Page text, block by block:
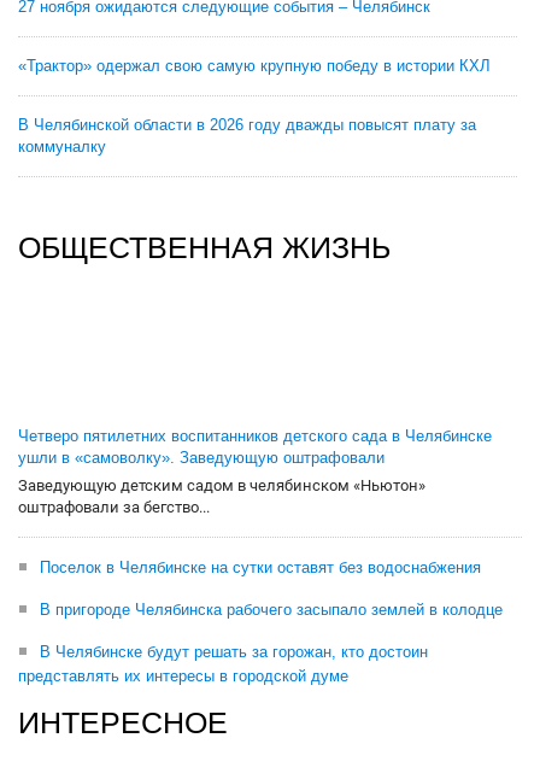
27 ноября ожидаются следующие события – Челябинск
«Трактор» одержал свою самую крупную победу в истории КХЛ
В Челябинской области в 2026 году дважды повысят плату за
коммуналку
ОБЩЕСТВЕННАЯ ЖИЗНЬ
Четверо пятилетних воспитанников детского сада в Челябинске
ушли в «самоволку». Заведующую оштрафовали
Заведующую детским садом в челябинском «Ньютон»
оштрафовали за бегство...
Поселок в Челябинске на сутки оставят без водоснабжения
В пригороде Челябинска рабочего засыпало землей в колодце
В Челябинске будут решать за горожан, кто достоин
представлять их интересы в городской думе
ИНТЕРЕСНОЕ